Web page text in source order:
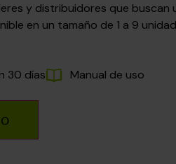
y distribuidores que buscan
en un tamaño de 1 a 9
30 días
Manual de uso